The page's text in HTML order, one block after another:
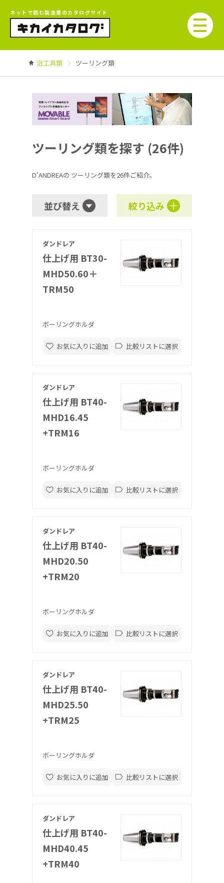
ネットで読む製造業のカタログサイト
治工具類 ツーリング類
ツーリング類を探す (26件)
D'ANDREAの ツーリング類を26件ご紹介。
並び替え 絞り込み
ダンドレア
仕上げ用 BT30-
MHD50.60＋
TRM50
ボーリングホルダ
お気に入りに追加 比較リストに選択
ダンドレア
仕上げ用 BT40-
MHD16.45
+TRM16
ボーリングホルダ
お気に入りに追加 比較リストに選択
ダンドレア
仕上げ用 BT40-
MHD20.50
+TRM20
ボーリングホルダ
お気に入りに追加 比較リストに選択
ダンドレア
仕上げ用 BT40-
MHD25.50
+TRM25
ボーリングホルダ
お気に入りに追加 比較リストに選択
ダンドレア
仕上げ用 BT40-
MHD40.45
+TRM40